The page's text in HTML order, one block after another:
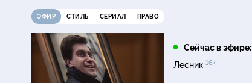
ЭФИР СТИЛЬ СЕРИАЛ ПРАВО
Сейчас в эфире:
Лесник 16+
21:15
Сегодня
21:30
Неизвестная Россия